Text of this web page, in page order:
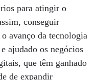
para atingir o
conseguir
avanço da tecnologia
ajudado os negócios
que têm ganhado
de expandir